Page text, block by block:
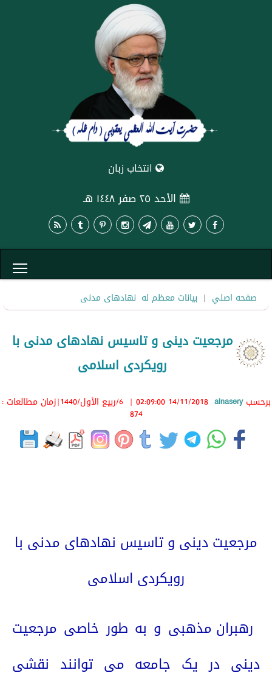
انتخاب زبان
الأحد ٢٥ صفر ١٤٤٨ هـ
صفحه اصلي | بیانات معظم له نهادهای مدنی
مرجعیت دینی و تاسیس نهادهای مدنی با
رویکردی اسلامی
برحسبalnasery
14/11/2018 02:09:00
| 6/ربيع الأول/1440 |زمان مطالعات :
874
مرجعیت دینی و تاسیس نهادهای مدنی با
رویکردی اسلامی
رهبران مذهبی و به طور خاصی مرجعیت
دینی در یک جامعه می توانند نقشی